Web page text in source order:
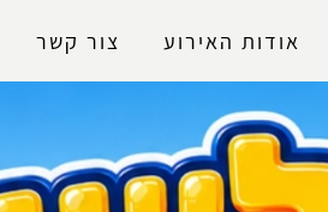
אודות האירוע צור קשר